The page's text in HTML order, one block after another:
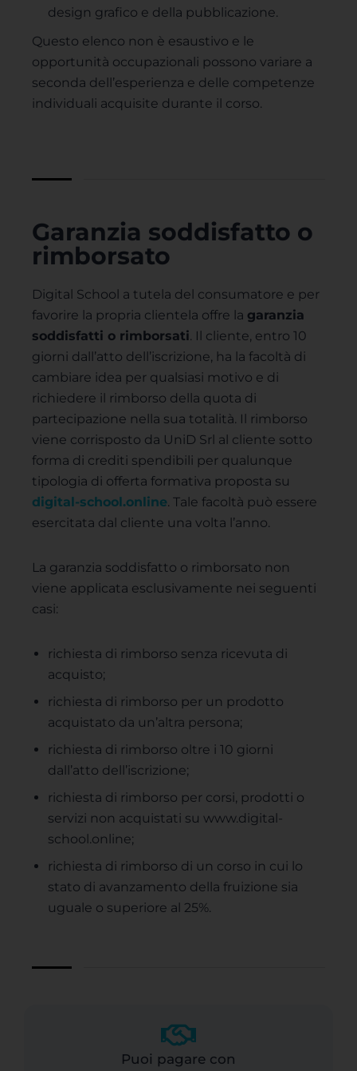
design grafico e della pubblicazione.
Questo elenco non è esaustivo e le
opportunità occupazionali possono variare a
seconda dell’esperienza e delle competenze
individuali acquisite durante il corso.
Garanzia soddisfatto o
rimborsato
Digital School a tutela del consumatore e per
favorire la propria clientela offre la garanzia
soddisfatti o rimborsati. Il cliente, entro 10
giorni dall’atto dell’iscrizione, ha la facoltà di
cambiare idea per qualsiasi motivo e di
richiedere il rimborso della quota di
partecipazione nella sua totalità. Il rimborso
viene corrisposto da UniD Srl al cliente sotto
forma di crediti spendibili per qualunque
tipologia di offerta formativa proposta su
digital-school.online. Tale facoltà può essere
esercitata dal cliente una volta l’anno.
La garanzia soddisfatto o rimborsato non
viene applicata esclusivamente nei seguenti
casi:
richiesta di rimborso senza ricevuta di
acquisto;
richiesta di rimborso per un prodotto
acquistato da un’altra persona;
richiesta di rimborso oltre i 10 giorni
dall’atto dell’iscrizione;
richiesta di rimborso per corsi, prodotti o
servizi non acquistati su www.digital-
school.online;
richiesta di rimborso di un corso in cui lo
stato di avanzamento della fruizione sia
uguale o superiore al 25%.
Puoi pagare con